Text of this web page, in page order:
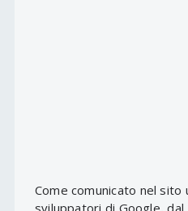
Come comunicato nel sito
sviluppatori di Google,